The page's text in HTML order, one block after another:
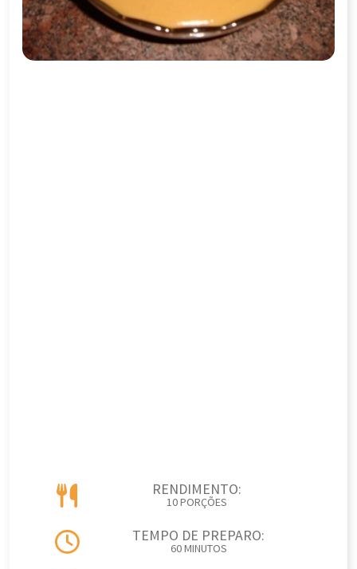
RENDIMENTO:
10 PORÇÕES
TEMPO DE PREPARO:
60 MINUTOS